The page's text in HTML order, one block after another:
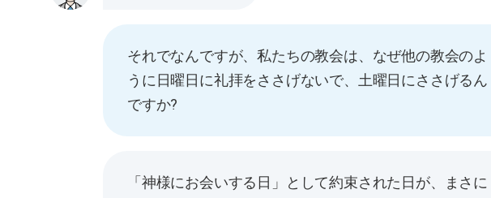
それでなんですが、私たちの教会は、なぜ他の教会のよ
うに日曜日に礼拝をささげないで、土曜日にささげるん
ですか?
「神様にお会いする日」として約束された日が、まさに